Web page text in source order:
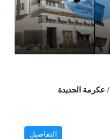
الجديدة
التفاصيل